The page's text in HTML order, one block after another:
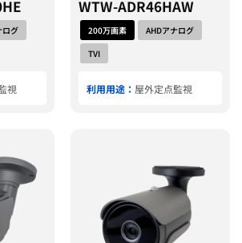
ログ
視
WTW-ADR46HAW
200万画素
AHDアナログ
TVI
利用用途： 屋外定点監視